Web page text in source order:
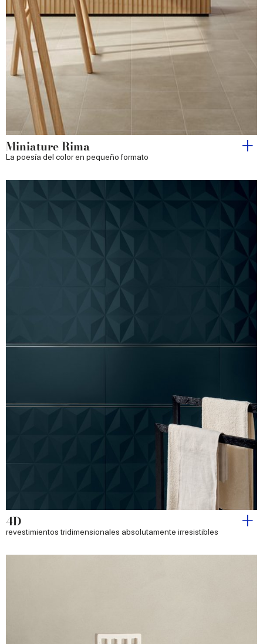
Miniature Rima
La poesía del color en pequeño formato
4D
revestimientos tridimensionales absolutamente irresistibles